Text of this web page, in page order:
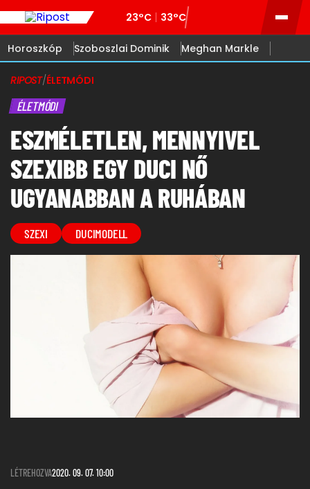
23°C 33°C
Horoszkóp Szoboszlai Dominik Meghan Markle
RIPOST/ÉLETMÓDI
ÉLETMÓDI
ESZMÉLETLEN, MENNYIVEL
SZEXIBB EGY DUCI NŐ
UGYANABBAN A RUHÁBAN
SZEXI DUCIMODELL
LÉTREHOZVA2020. 09. 07. 10:00